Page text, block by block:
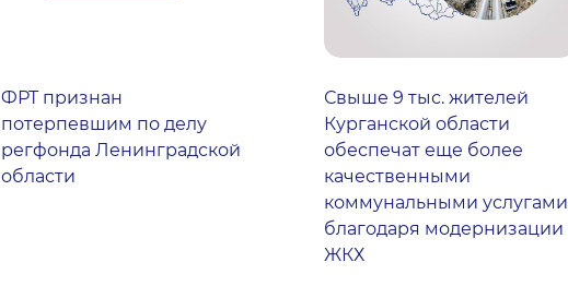
ФРТ признан
потерпевшим по делу
регфонда Ленинградской
области
Свыше 9 тыс. жителей
Курганской области
обеспечат еще более
качественными
коммунальными услугами
благодаря модернизации
ЖКХ